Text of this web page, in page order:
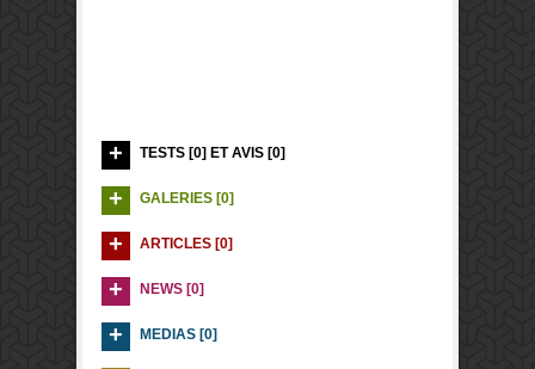
TESTS [0] ET AVIS [0]
GALERIES [0]
ARTICLES [0]
NEWS [0]
MEDIAS [0]